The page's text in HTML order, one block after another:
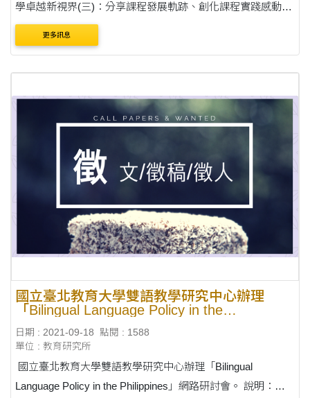
學卓越新視界(三)：分享課程發展軌跡、創化課程實踐感動」
線上論壇。 說明： 一、本次論壇探討教學卓越的探索實踐歷
程中，那些課程發展運作軌跡的成長動....
更多訊息
國立臺北教育大學雙語教學研究中心辦理
「Bilingual Language Policy in the
日期 : 2021-09-18
點閱 : 1588
單位 : 教育研究所
國立臺北教育大學雙語教學研究中心辦理「Bilingual
Language Policy in the Philippines」網路研討會。 說明：